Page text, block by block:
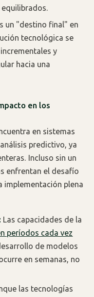
un "destino final" en
tecnológica se
y
hacia una
en los
en sistemas
predictivo, ya
Incluso sin un
enfrentan el desafío
implementación plena
Las capacidades de la
períodos cada vez
de modelos
en semanas, no
las tecnologías